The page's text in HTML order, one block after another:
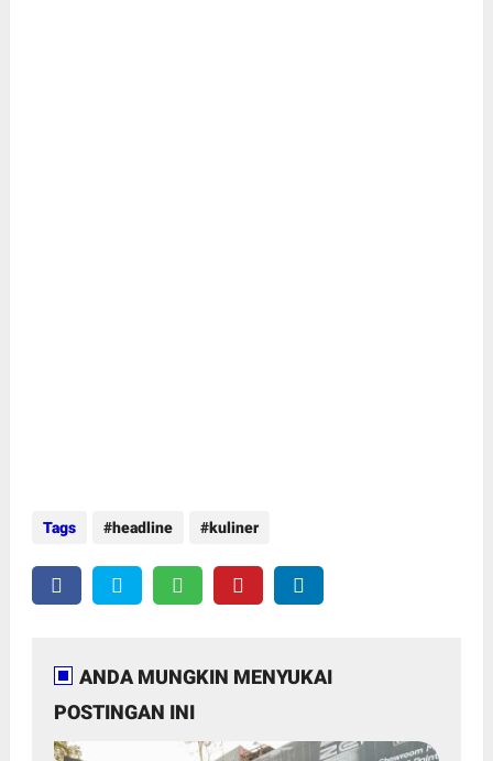
Tags headline kuliner
ANDA MUNGKIN MENYUKAI
POSTINGAN INI